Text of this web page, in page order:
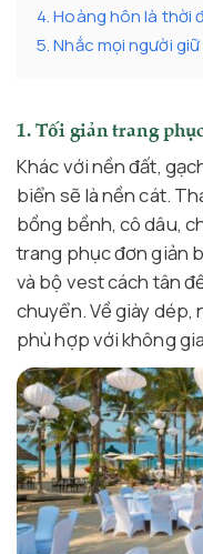
4. Hoàng hôn là thời
5. Nhắc mọi người
1. Tối giản trang
Khác với nền đất,
biển sẽ là nền cát.
bồng bềnh, cô dâu,
trang phục đơn giản
và bộ vest cách tân
chuyển. Về giày dép,
phù hợp với không